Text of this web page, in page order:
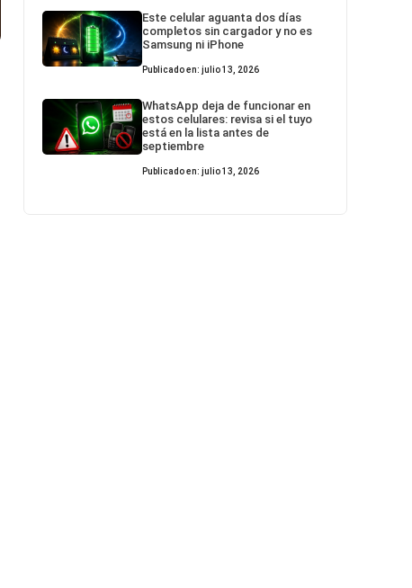
Este celular aguanta dos días
completos sin cargador y no es
Samsung ni iPhone
Publicado en: julio 13, 2026
WhatsApp deja de funcionar en
estos celulares: revisa si el tuyo
está en la lista antes de
septiembre
Publicado en: julio 13, 2026